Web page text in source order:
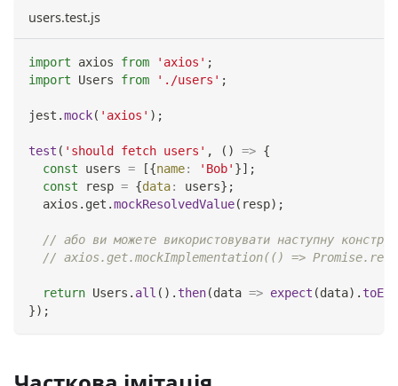
users.test.js
import axios from 'axios' ;
import
Users from './users' ;
jest .mock( 'axios' ) ;
test ( 'should fetch users' , ( ) => {
const users = [{name: 'Bob' }] ;
const resp = {data: users} ;
  axios
. get .mockResolvedValue( resp) ;
// або ви можете використовувати наступну
// axios.get.mockImplementation(() =>
return Users . all ( ) . then(data => expect (data) .
}) ;